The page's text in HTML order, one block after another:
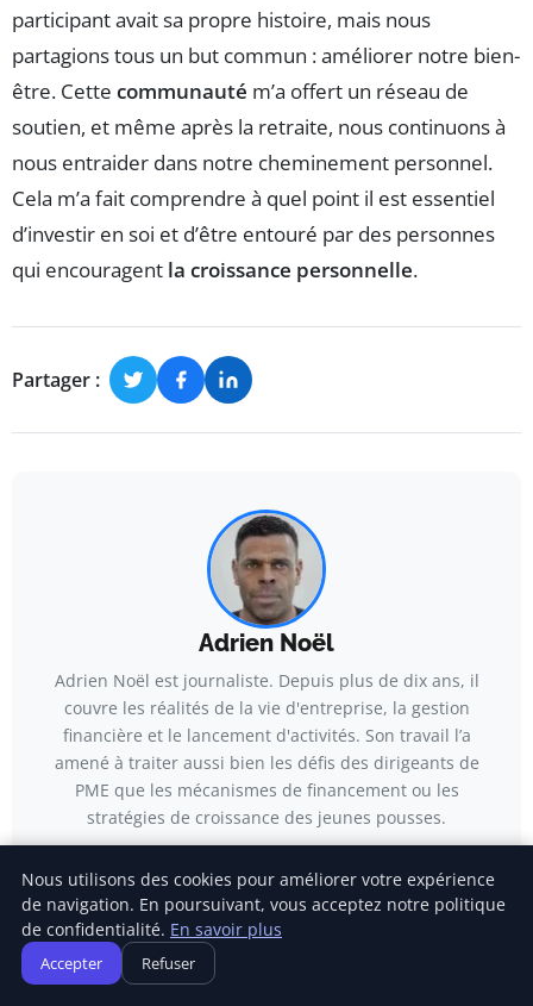
participant avait sa propre histoire, mais nous
partagions tous un but commun : améliorer notre bien-
être. Cette communauté m’a offert un réseau de
soutien, et même après la retraite, nous continuons à
nous entraider dans notre cheminement personnel.
Cela m’a fait comprendre à quel point il est essentiel
d’investir en soi et d’être entouré par des personnes
qui encouragent la croissance personnelle.
Partager :
Adrien Noël
Adrien Noël est journaliste. Depuis plus de dix ans, il
couvre les réalités de la vie d'entreprise, la gestion
financière et le lancement d'activités. Son travail l’a
amené à traiter aussi bien les défis des dirigeants de
PME que les mécanismes de financement ou les
stratégies de croissance des jeunes pousses.
Nous utilisons des cookies pour améliorer votre expérience
de navigation. En poursuivant, vous acceptez notre politique
de confidentialité. En savoir plus
Accepter Refuser